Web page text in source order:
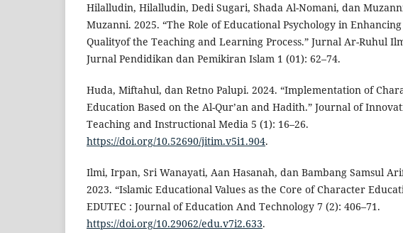
Hilalludin, Hilalludin, Dedi Sugari, Shada Al-Nomani, dan
Muzanni. 2025. “The Role of Educational Psychology in
Qualityof the Teaching and Learning Process.” Jurnal Ar-Ruhul
Jurnal Pendidikan dan Pemikiran Islam 1 (01): 62–74.
Huda, Miftahul, dan Retno Palupi. 2024. “Implementation of
Education Based on the Al-Qur’an and Hadith.” Journal of
Teaching and Instructional Media 5 (1): 16–26.
https://doi.org/10.52690/jitim.v5i1.904.
Ilmi, Irpan, Sri Wanayati, Aan Hasanah, dan Bambang Samsul
2023. “Islamic Educational Values as the Core of Character
EDUTEC : Journal of Education And Technology 7 (2): 406–71.
https://doi.org/10.29062/edu.v7i2.633.